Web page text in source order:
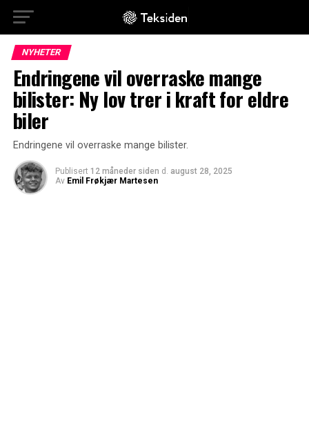
NYHETER
Endringene vil overraske mange
bilister: Ny lov trer i kraft for eldre
biler
Endringene vil overraske mange bilister.
Publisert 12 måneder siden d. august 28, 2025
Av Emil Frøkjær Martesen